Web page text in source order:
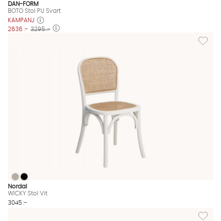
DAN-FORM
BOTO Stol PU Svart
KAMPANJ
2636 :- 3295 :-
Lägg
WICKY Stol Vit Finns även i dessa färger:
WICKY Stol Vit
WICKY Stol Vit
Nordal
WICKY Stol Vit
3045 :-
Lägg